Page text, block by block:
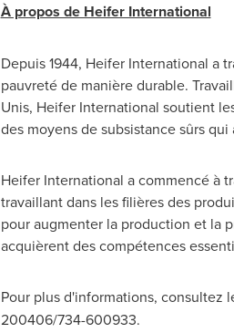
À propos de Heifer International
Depuis 1944, Heifer International a
pauvreté de manière durable.
Unis, Heifer International soutient
des moyens de subsistance sûrs
Heifer International a commencé à
travaillant dans les filières des
pour augmenter la production et la
acquièrent des compétences
Pour plus d'informations, consultez
200406/734-600933.